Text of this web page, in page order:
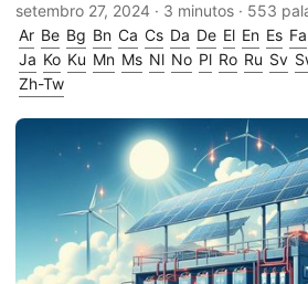
setembro 27, 2024 · 3 minutos · 553
Ar Be Bg Bn Ca Cs Da De El En Es Fa
Ja Ko Ku Mn Ms Nl No Pl Ro Ru Sv
Zh-Tw